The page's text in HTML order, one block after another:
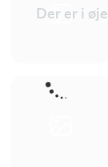
Der er i